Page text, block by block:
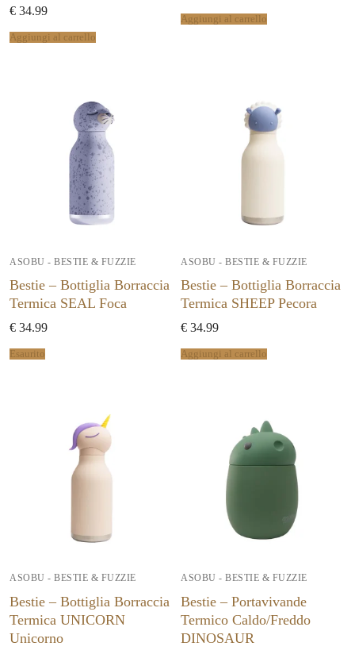
€ 34.99
Aggiungi al carrello
Aggiungi al carrello
ASOBU - BESTIE & FUZZIE
Bestie – Bottiglia Borraccia
Termica SEAL Foca
€ 34.99
Esaurito
ASOBU - BESTIE & FUZZIE
Bestie – Bottiglia Borraccia
Termica SHEEP Pecora
€ 34.99
Aggiungi al carrello
ASOBU - BESTIE & FUZZIE
Bestie – Bottiglia Borraccia
Termica UNICORN
Unicorno
ASOBU - BESTIE & FUZZIE
Bestie – Portavivande
Termico Caldo/Freddo
DINOSAUR